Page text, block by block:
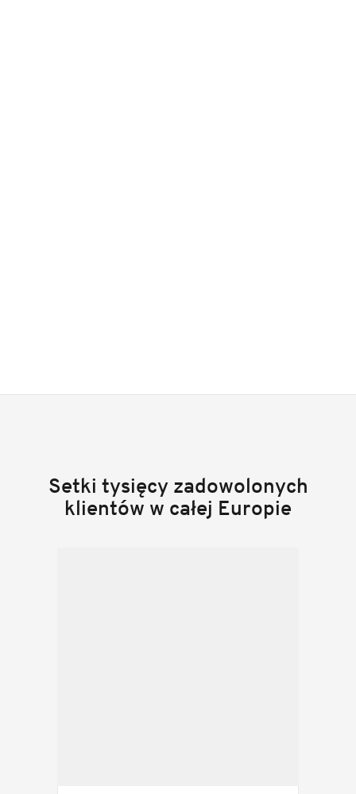
Setki tysięcy zadowolonych
klientów w całej Europie